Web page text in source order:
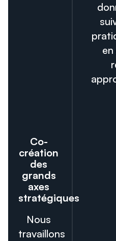
Co-
création
des
grands
axes
stratégiques
Nous
travaillons